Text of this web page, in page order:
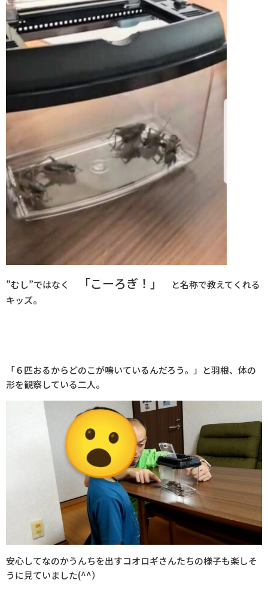
”むし”ではなく 「こーろぎ！」
と名称で教えてくれる
キッズ。
「６匹おるからどのこが鳴いているんだろう。」と羽根、体の
形を観察している二人。
安心してなのかうんちを出すコオロギさんたちの様子も楽しそ
うに見ていました(^^）